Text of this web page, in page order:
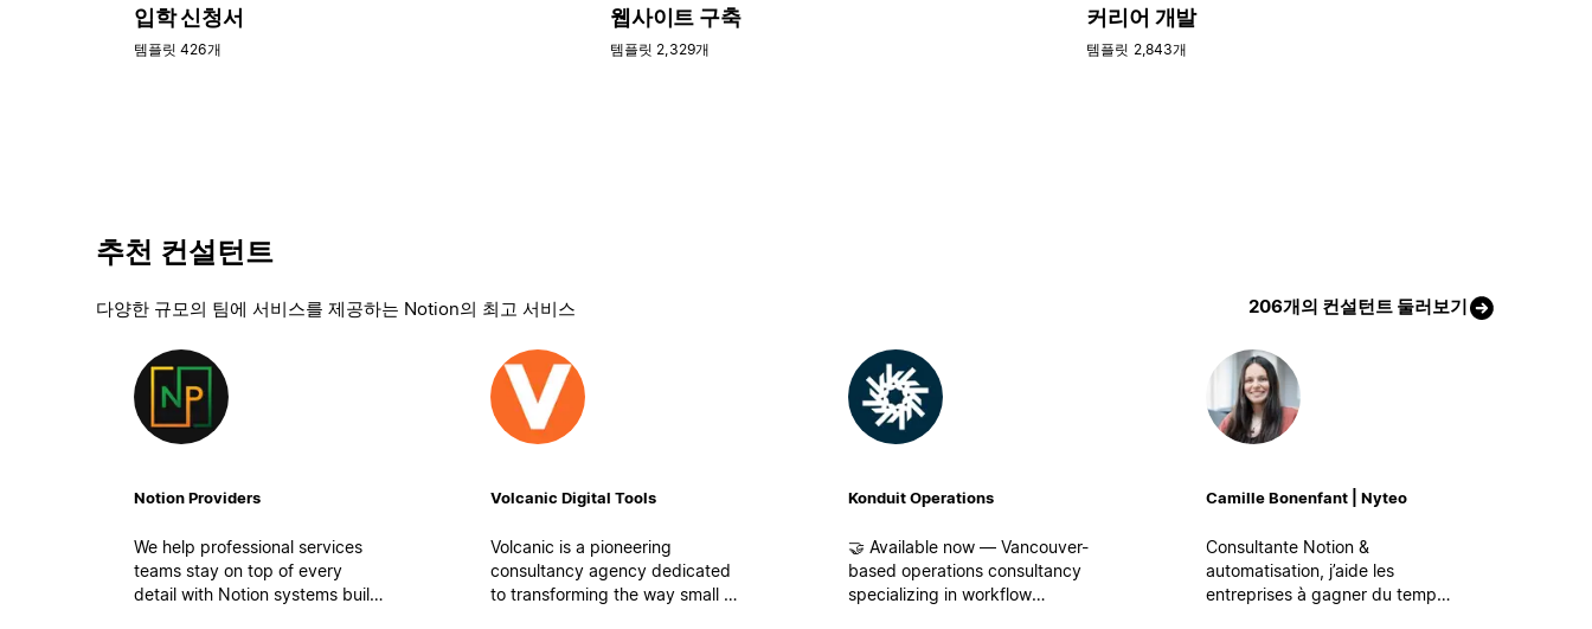
입학 신청서
템플릿 426개
웹사이트 구축
템플릿 2,329개
커리어 개발
템플릿 2,843개
추천 컨설턴트
다양한 규모의 팀에 서비스를 제공하는 Notion의 최고 서비스 206개의 컨설턴트 둘러보기
Notion Providers
We help professional services
teams stay on top of every
detail with Notion systems built
Volcanic Digital Tools
Volcanic is a pioneering
consultancy agency dedicated
to transforming the way small to
Konduit Operations
🤝 Available now — Vancouver-
based operations consultancy
specializing in workflow
Camille Bonenfant | Nyteo
Consultante Notion &
automatisation, j’aide les
entreprises à gagner du temps